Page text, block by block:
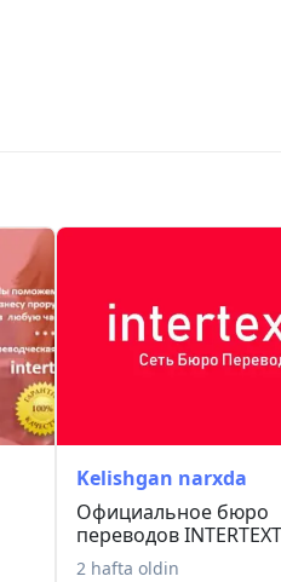
Kelishgan narxda
Официальное бюро
переводов
2009 года...
2 hafta oldin